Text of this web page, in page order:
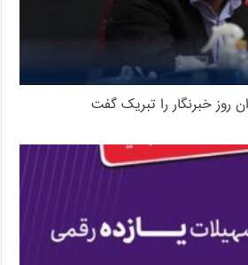
روز خبرنگار را تبریک گفت